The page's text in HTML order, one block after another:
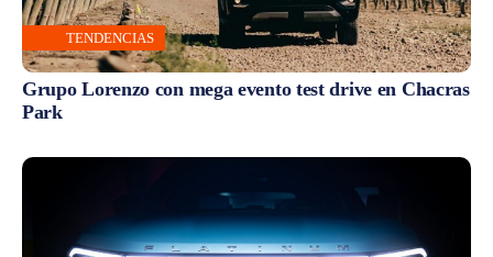
TENDENCIAS
Grupo Lorenzo con mega evento test drive en Chacras
Park